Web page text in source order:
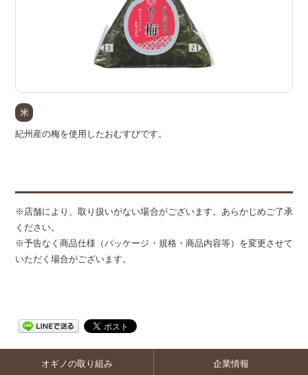
米
紀州産の梅を使用したおむすびです。
※店舗により、取り扱いがない場合がございます。あらかじめご了承
ください。
※予告なく商品仕様（パッケージ・規格・商品内容等）を変更させて
いただく場合がございます。
オギノの取り組み 企業情報